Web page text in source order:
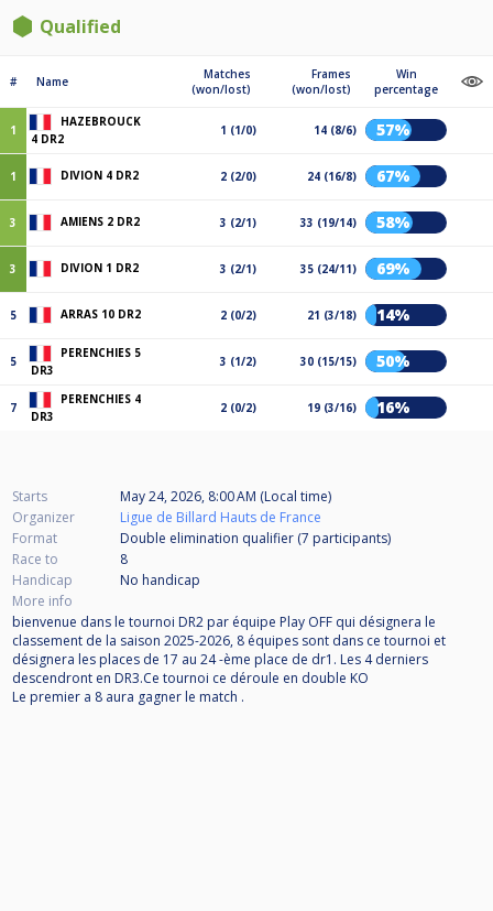
Qualified
# Name
Matches
(won/lost)
Frames
(won/lost)
Win
percentage
1
HAZEBROUCK
4 DR2
1 (1/0) 14 (8/6) 57%
1 DIVION 4 DR2 2 (2/0) 24 (16/8) 67%
3 AMIENS 2 DR2 3 (2/1) 33 (19/14) 58%
3 DIVION 1 DR2 3 (2/1) 35 (24/11) 69%
5 ARRAS 10 DR2 2 (0/2) 21 (3/18) 14%
5
PERENCHIES 5
DR3
3 (1/2) 30 (15/15) 50%
7
PERENCHIES 4
DR3
2 (0/2) 19 (3/16) 16%
Starts
May 24, 2026, 8:00 AM (Local time)
Organizer
Ligue de Billard Hauts de France
Format
Double elimination qualifier (7 participants)
Race to
8
Handicap
No handicap
More info
bienvenue dans le tournoi DR2 par équipe Play OFF qui désignera le
classement de la saison 2025-2026, 8 équipes sont dans ce tournoi et
désignera les places de 17 au 24 -ème place de dr1. Les 4 derniers
descendront en DR3.Ce tournoi ce déroule en double KO
Le premier a 8 aura gagner le match .